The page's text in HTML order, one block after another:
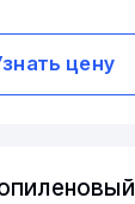
цену